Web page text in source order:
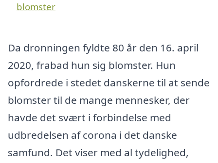
blomster
Da dronningen fyldte 80 år den 16. april
2020, frabad hun sig blomster. Hun
opfordrede i stedet danskerne til at sende
blomster til de mange mennesker, der
havde det svært i forbindelse med
udbredelsen af corona i det danske
samfund. Det viser med al tydelighed,